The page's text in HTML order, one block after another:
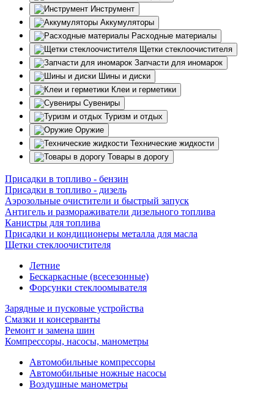
Инструмент
Аккумуляторы
Расходные материалы
Щетки стеклоочистителя
Запчасти для иномарок
Шины и диски
Клеи и герметики
Сувениры
Туризм и отдых
Оружие
Технические жидкости
Товары в дорогу
Присадки в топливо - бензин
Присадки в топливо - дизель
Аэрозольные очистители и быстрый запуск
Антигель и размораживатели дизельного топлива
Канистры для топлива
Присадки и кондиционеры металла для масла
Щетки стеклоочистителя
Летние
Бескаркасные (всесезонные)
Форсунки стеклоомывателя
Зарядные и пусковые устройства
Смазки и консерванты
Ремонт и замена шин
Компрессоры, насосы, манометры
Автомобильные компрессоры
Автомобильные ножные насосы
Воздушные манометры